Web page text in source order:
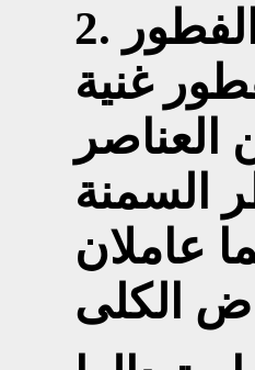
غنية
السمنة
عاملان